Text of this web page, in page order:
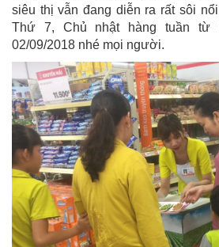
siêu thị vẫn đang diễn ra rất sôi
Thứ 7, Chủ nhật hàng tuần từ
02/09/2018 nhé mọi người.